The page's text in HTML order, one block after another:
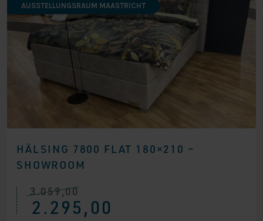
HÄLSING 7800 FLAT 180×210 –
SHOWROOM
AUSSTELLUNGSRAUM MAASTRICHT
3.059,00
Ursprünglicher
Preis
war:
2.295,00
Aktueller
Preis
ist: